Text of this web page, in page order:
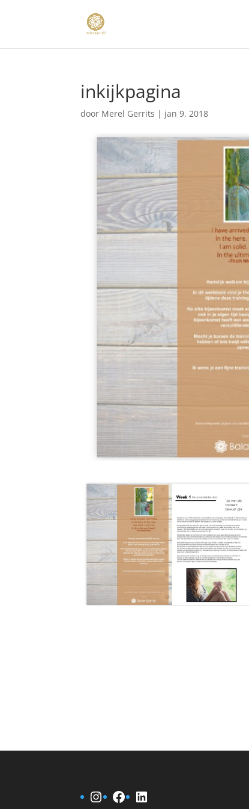
inkijkpagina
door Merel Gerrits | jan 9, 2018
Instagram
Facebook
LinkedIn